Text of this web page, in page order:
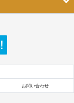
お問い合わせ